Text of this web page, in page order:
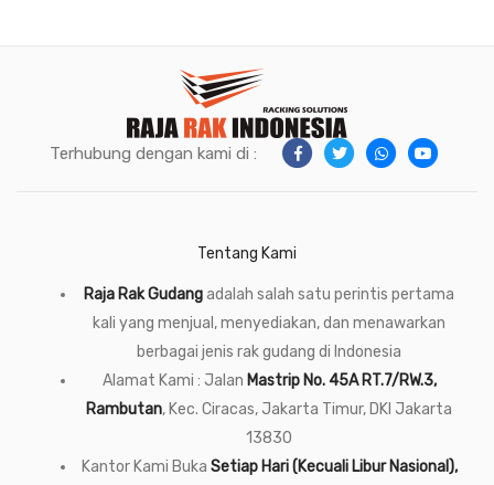
Terhubung dengan kami di :
Tentang Kami
Raja Rak Gudangadalah salah satu perintis pertama
kali yang menjual, menyediakan, dan menawarkan
berbagai jenis rak gudang di Indonesia
Alamat Kami : Jalan Mastrip No. 45A RT.7/RW.3,
Rambutan, Kec. Ciracas, Jakarta Timur, DKI Jakarta
13830
Kantor Kami Buka Setiap Hari (Kecuali Libur Nasional),